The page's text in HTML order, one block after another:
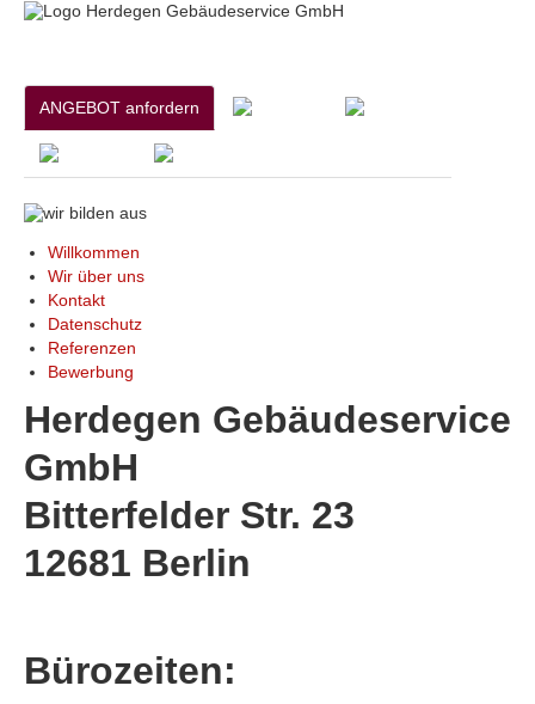
ANGEBOT anfordern
Willkommen
Wir über uns
Kontakt
Datenschutz
Referenzen
Bewerbung
Herdegen Gebäudeservice
GmbH
Bitterfelder Str. 23
12681 Berlin
Bürozeiten: